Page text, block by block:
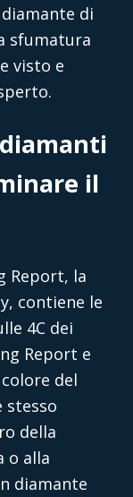
di
sfumatura
visto e
il
Report, la
contiene le
4C dei
Report e
del
stesso
della
o alla
diamante